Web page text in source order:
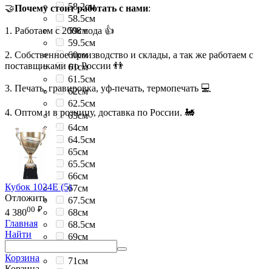
58.2см
58.5см
59см
59.5см
60см
61см
61.5см
62см
62.5см
63см
64см
64.5см
65см
65.5см
66см
67см
67.5см
68см
68.5см
69см
71см
🤝Почему стоит работать с нами:
1. Работаем с 2008 года 👍
2. Собственное производство и склады, а так же работаем с
поставщиками по России 👬
3. Печать, гравировка, уф-печать, термопечать 💻
4. Оптом и в розницу, доставка по России. 🚂
Кубок 1024E (5)
Отложить
4 38000 ₽
Главная
Найти
Корзина